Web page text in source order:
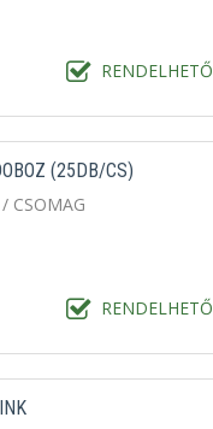
RENDELHETŐ
(25DB/CS)
CSOMAG
RENDELHETŐ